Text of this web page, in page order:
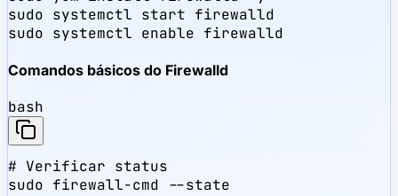
sudo systemctl start firewalld
sudo systemctl enable firewalld
Comandos básicos do Firewalld
bash
# Verificar status
sudo firewall-cmd --state